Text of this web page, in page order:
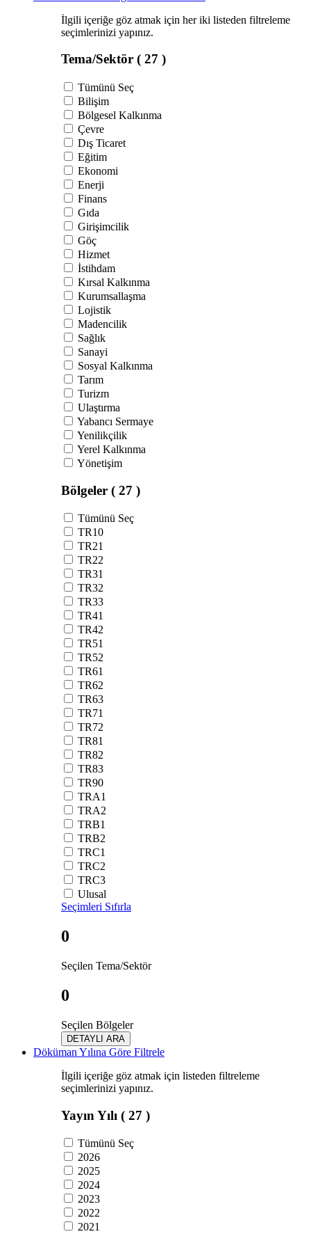
İlgili içeriğe göz atmak için her iki listeden filtreleme
seçimlerinizi yapınız.
Tema/Sektör ( 27 )
Tümünü Seç
Bilişim
Bölgesel Kalkınma
Çevre
Dış Ticaret
Eğitim
Ekonomi
Enerji
Finans
Gıda
Girişimcilik
Göç
Hizmet
İstihdam
Kırsal Kalkınma
Kurumsallaşma
Lojistik
Madencilik
Sağlık
Sanayi
Sosyal Kalkınma
Tarım
Turizm
Ulaştırma
Yabancı Sermaye
Yenilikçilik
Yerel Kalkınma
Yönetişim
Bölgeler ( 27 )
Tümünü Seç
TR10
TR21
TR22
TR31
TR32
TR33
TR41
TR42
TR51
TR52
TR61
TR62
TR63
TR71
TR72
TR81
TR82
TR83
TR90
TRA1
TRA2
TRB1
TRB2
TRC1
TRC2
TRC3
Ulusal
Seçimleri Sıfırla
0
Seçilen Tema/Sektör
0
Seçilen Bölgeler
DETAYLI ARA
Döküman Yılına Göre Filtrele
İlgili içeriğe göz atmak için listeden filtreleme
seçimlerinizi yapınız.
Yayın Yılı ( 27 )
Tümünü Seç
2026
2025
2024
2023
2022
2021